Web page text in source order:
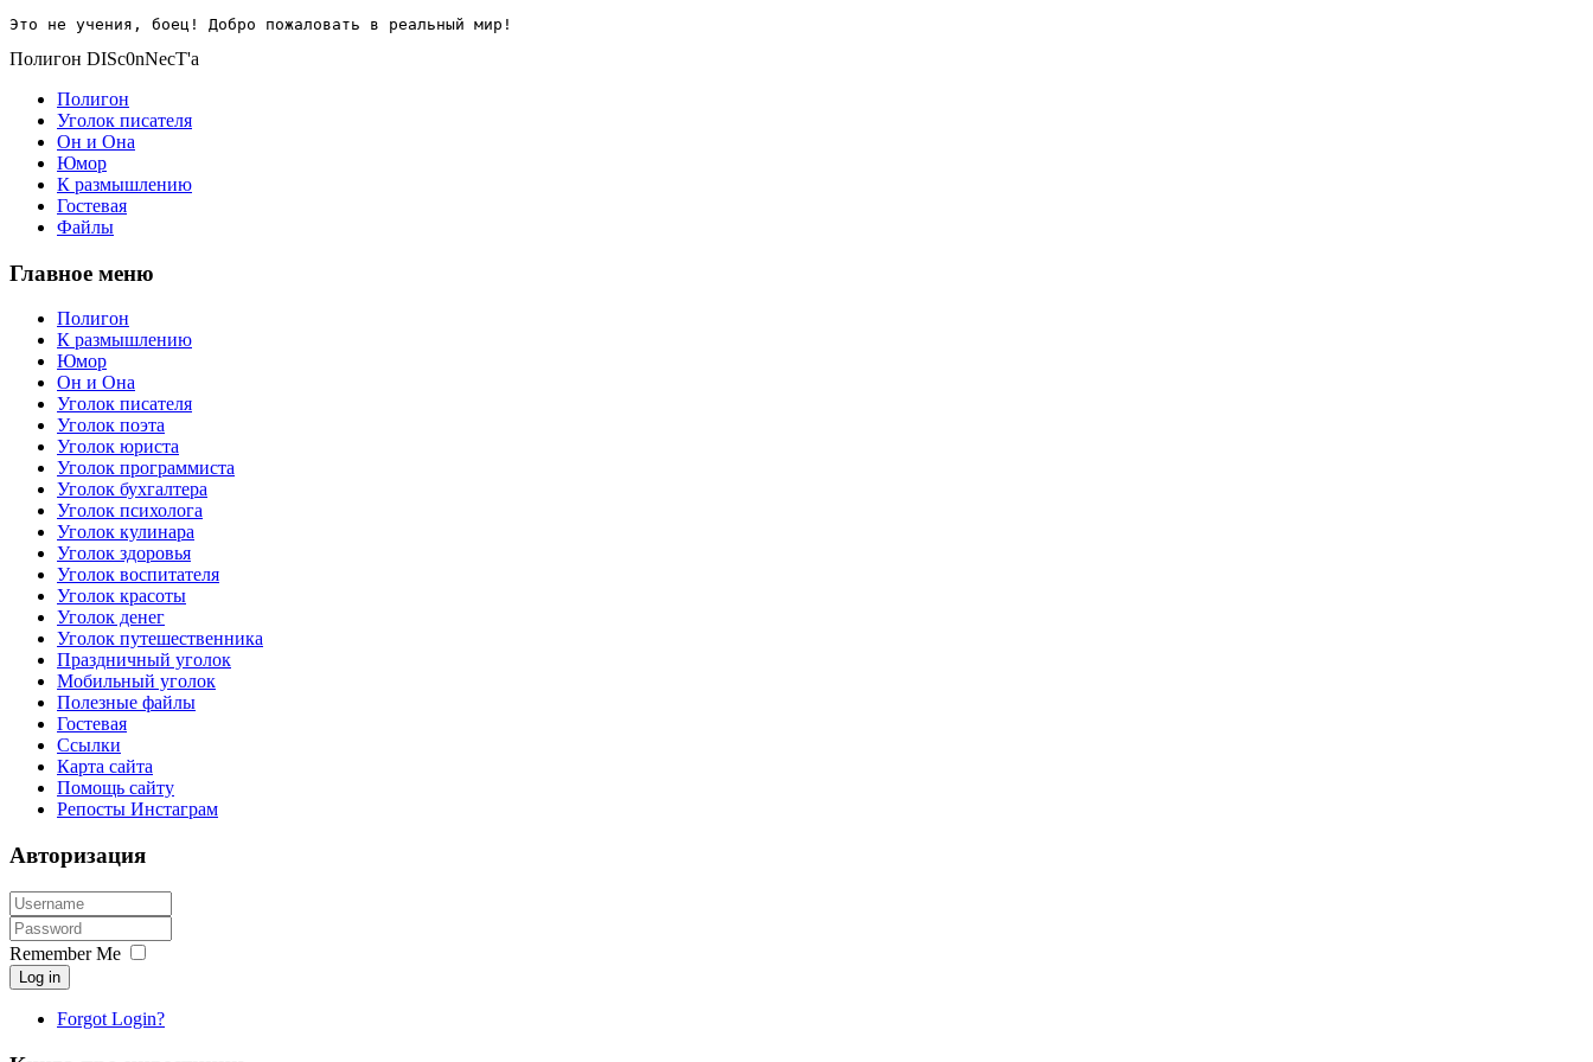
Это не учения, боец! Добро пожаловать в реальный мир!
Полигон DISc0nNecT'a
Полигон
Уголок писателя
Он и Она
Юмор
К размышлению
Гостевая
Файлы
Главное меню
Полигон
К размышлению
Юмор
Он и Она
Уголок писателя
Уголок поэта
Уголок юриста
Уголок программиста
Уголок бухгалтера
Уголок психолога
Уголок кулинара
Уголок здоровья
Уголок воспитателя
Уголок красоты
Уголок денег
Уголок путешественника
Праздничный уголок
Мобильный уголок
Полезные файлы
Гостевая
Ссылки
Карта сайта
Помощь сайту
Репосты Инстаграм
Авторизация
Remember Me
Log in
Forgot Login?